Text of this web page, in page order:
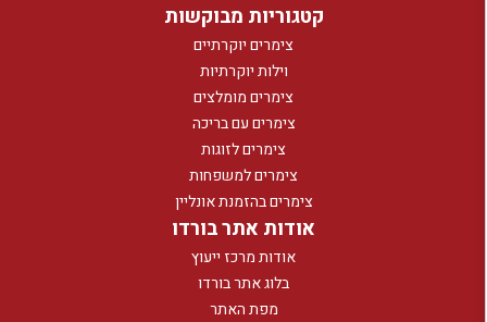
קטגוריות מבוקשות
צימרים יוקרתיים
וילות יוקרתיות
צימרים מומלצים
צימרים עם בריכה
צימרים לזוגות
צימרים למשפחות
צימרים בהזמנת אונליין
אודות אתר בורדו
אודות מרכז ייעוץ
בלוג אתר בורדו
מפת האתר